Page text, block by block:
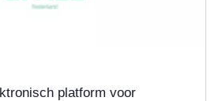
platform voor